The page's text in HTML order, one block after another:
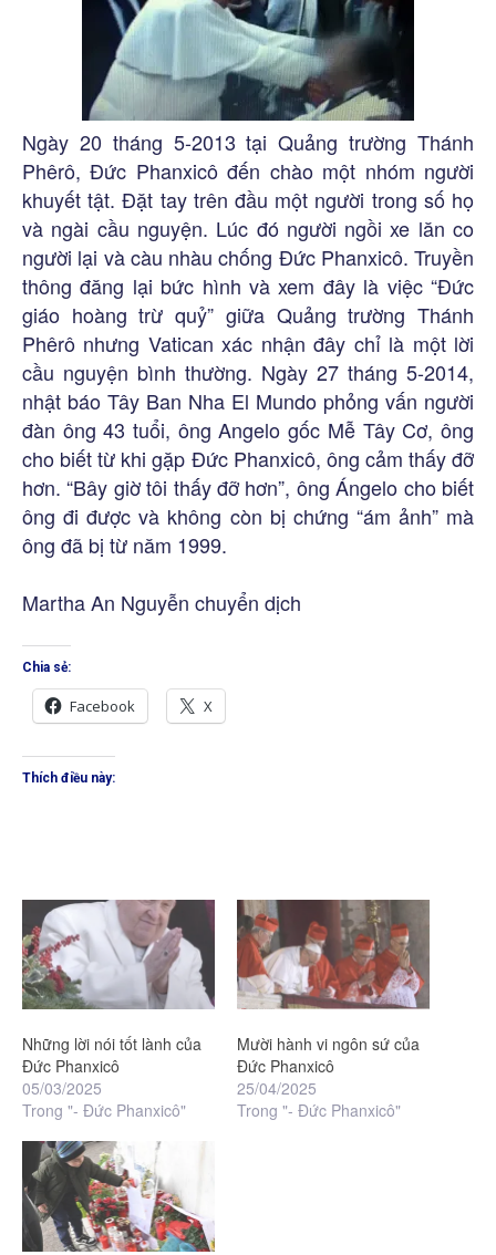
Ngày 20 tháng 5-2013 tại Quảng trường Thánh
Phêrô, Đức Phanxicô đến chào một nhóm người
khuyết tật. Đặt tay trên đầu một người trong số họ
và ngài cầu nguyện. Lúc đó người ngồi xe lăn co
người lại và càu nhàu chống Đức Phanxicô. Truyền
thông đăng lại bức hình và xem đây là việc “Đức
giáo hoàng trừ quỷ” giữa Quảng trường Thánh
Phêrô nhưng Vatican xác nhận đây chỉ là một lời
cầu nguyện bình thường. Ngày 27 tháng 5-2014,
nhật báo Tây Ban Nha El Mundo phỏng vấn người
đàn ông 43 tuổi, ông Angelo gốc Mễ Tây Cơ, ông
cho biết từ khi gặp Đức Phanxicô, ông cảm thấy đỡ
hơn. “Bây giờ tôi thấy đỡ hơn”, ông Ángelo cho biết
ông đi được và không còn bị chứng “ám ảnh” mà
ông đã bị từ năm 1999.
Martha An Nguyễn chuyển dịch
Chia sẻ:
Facebook X
Thích điều này:
Những lời nói tốt lành của
Đức Phanxicô
05/03/2025
Trong "- Đức Phanxicô"
Mười hành vi ngôn sứ của
Đức Phanxicô
25/04/2025
Trong "- Đức Phanxicô"